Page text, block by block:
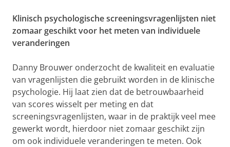
Klinisch psychologische screeningsvragenlijsten niet
zomaar geschikt voor het meten van individuele
veranderingen
Danny Brouwer onderzocht de kwaliteit en evaluatie
van vragenlijsten die gebruikt worden in de klinische
psychologie. Hij laat zien dat de betrouwbaarheid
van scores wisselt per meting en dat
screeningsvragenlijsten, waar in de praktijk veel mee
gewerkt wordt, hierdoor niet zomaar geschikt zijn
om ook individuele veranderingen te meten. Ook